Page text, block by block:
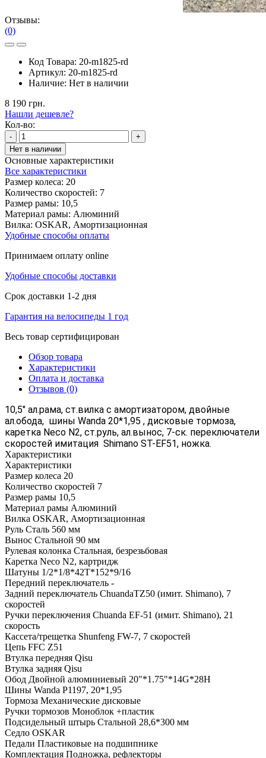
Отзывы:
(0)
Код Товара: 20-m1825-rd
Артикул: 20-m1825-rd
Наличие: Нет в наличии
8 190 грн.
Нашли дешевле?
Кол-во:
-
+
Нет в наличии
Основные характеристики
Все характеристики
Размер колеса: 20
Количество скоростей: 7
Размер рамы: 10,5
Материал рамы: Алюминий
Вилка: OSKAR, Амортизационная
Удобные способы оплаты
Принимаем оплату online
Удобные способы доставки
Срок доставки 1-2 дня
Гарантия на велосипеды 1 год
Весь товар сертифицирован
Обзор товара
Характеристики
Оплата и доставка
Отзывов (0)
10,5" ал.рама, ст.вилка с амортизатором, двойные
ал.обода,  шины Wanda 20*1,95 , дисковые тормоза,
каретка Neco N2, ст.руль, ал.вынос, 7-ск. переключатели
скоростей имитация  Shimano ST-EF51, ножка.
Характеристики
Характеристики
Размер колеса 20
Количество скоростей 7
Размер рамы 10,5
Материал рамы Алюминий
Вилка OSKAR, Амортизационная
Руль Сталь 560 мм
Вынос Стальной 90 мм
Рулевая колонка Стальная, безрезьбовая
Каретка Neco N2, картридж
Шатуны 1/2*1/8*42T*152*9/16
Передний переключатель -
Задний переключатель ChuandaTZ50 (имит. Shimano), 7
скоростей
Ручки переключения Chuanda EF-51 (имит. Shimano), 21
скорость
Кассета/трещетка Shunfeng FW-7, 7 скоростей
Цепь FFC Z51
Втулка передняя Qisu
Втулка задняя Qisu
Обод Двойной алюминиевый 20"*1.75"*14G*28H
Шины Wanda P1197, 20*1,95
Тормоза Механические дисковые
Ручки тормозов Моноблок +пластик
Подсидельный штырь Стальной 28,6*300 мм
Седло OSKAR
Педали Пластиковые на подшипнике
Комплектация Подножка, рефлекторы